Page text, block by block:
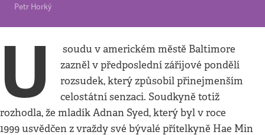
Petr Horký
U
soudu v americkém městě Baltimore
zazněl v předposlední zářijové pondělí
rozsudek, který způsobil přinejmenším
celostátní senzaci. Soudkyně totiž
rozhodla, že mladík Adnan Syed, který byl v roce
1999 usvědčen z vraždy své bývalé přítelkyně Hae Min